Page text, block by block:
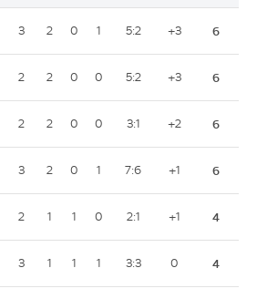
3 2 0 1 5:2 +3 6
2 2 0 0 5:2 +3 6
2 2 0 0 3:1 +2 6
3 2 0 1 7:6 +1 6
2 1 1 0 2:1 +1 4
3 1 1 1 3:3 0 4